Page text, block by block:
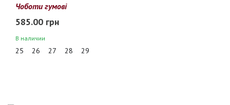
Чоботи гумові
585.00 грн
В наличии
25 26 27 28 29